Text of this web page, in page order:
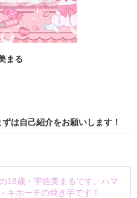
まる
は自己紹介をお願いします！
18歳・宇佐美まるです。ハマ
キホーテの焼き芋です！